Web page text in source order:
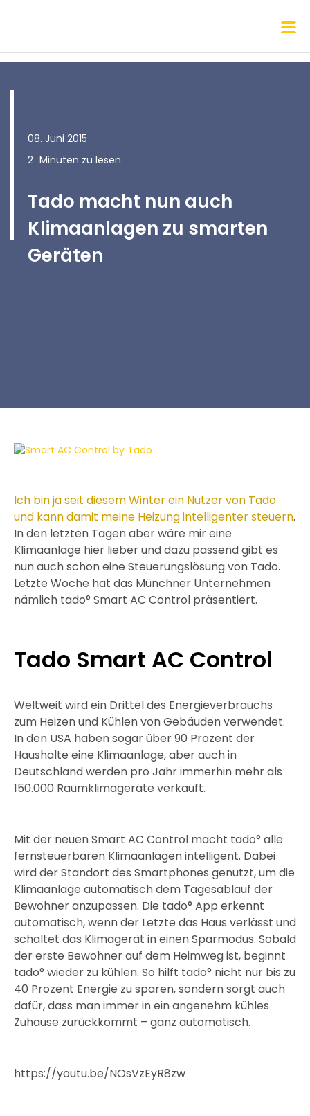
08. Juni 2015
2 Minuten zu lesen
Tado macht nun auch
Klimaanlagen zu smarten
Geräten
Ich bin ja seit diesem Winter ein Nutzer von Tado
und kann damit meine Heizung intelligenter steuern.
In den letzten Tagen aber wäre mir eine
Klimaanlage hier lieber und dazu passend gibt es
nun auch schon eine Steuerungslösung von Tado.
Letzte Woche hat das Münchner Unternehmen
nämlich tado° Smart AC Control präsentiert.
Tado Smart AC Control
Weltweit wird ein Drittel des Energieverbrauchs
zum Heizen und Kühlen von Gebäuden verwendet.
In den USA haben sogar über 90 Prozent der
Haushalte eine Klimaanlage, aber auch in
Deutschland werden pro Jahr immerhin mehr als
150.000 Raumklimageräte verkauft.
Mit der neuen Smart AC Control macht tado° alle
fernsteuerbaren Klimaanlagen intelligent. Dabei
wird der Standort des Smartphones genutzt, um die
Klimaanlage automatisch dem Tagesablauf der
Bewohner anzupassen. Die tado° App erkennt
automatisch, wenn der Letzte das Haus verlässt und
schaltet das Klimagerät in einen Sparmodus. Sobald
der erste Bewohner auf dem Heimweg ist, beginnt
tado° wieder zu kühlen. So hilft tado° nicht nur bis zu
40 Prozent Energie zu sparen, sondern sorgt auch
dafür, dass man immer in ein angenehm kühles
Zuhause zurückkommt – ganz automatisch.
https://youtu.be/NOsVzEyR8zw